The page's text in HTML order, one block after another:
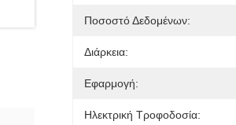
Ποσοστό Δεδομένων:
Διάρκεια:
Εφαρμογή:
Ηλεκτρική Τροφοδοσία: